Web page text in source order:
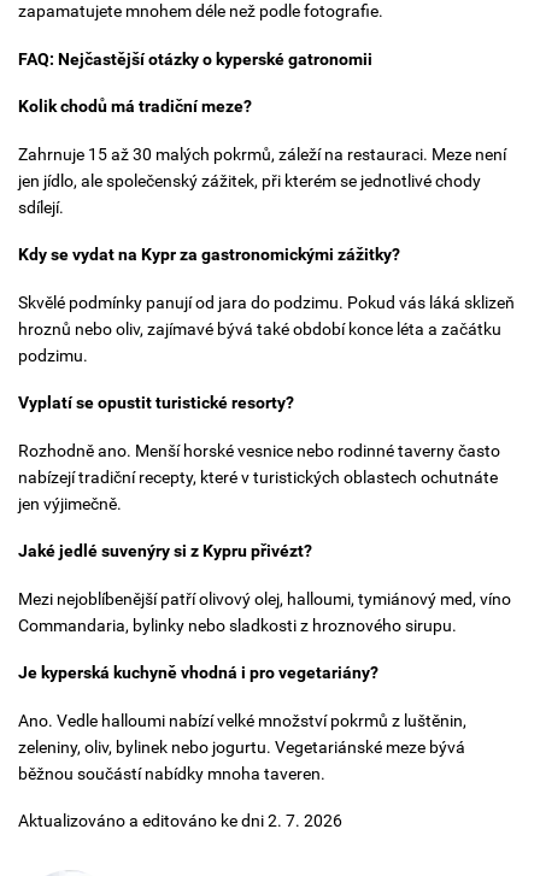
zapamatujete mnohem déle než podle fotografie.
FAQ: Nejčastější otázky o kyperské gatronomii
Kolik chodů má tradiční meze?
Zahrnuje 15 až 30 malých pokrmů, záleží na restauraci. Meze není
jen jídlo, ale společenský zážitek, při kterém se jednotlivé chody
sdílejí.
Kdy se vydat na Kypr za gastronomickými zážitky?
Skvělé podmínky panují od jara do podzimu. Pokud vás láká sklizeň
hroznů nebo oliv, zajímavé bývá také období konce léta a začátku
podzimu.
Vyplatí se opustit turistické resorty?
Rozhodně ano. Menší horské vesnice nebo rodinné taverny často
nabízejí tradiční recepty, které v turistických oblastech ochutnáte
jen výjimečně.
Jaké jedlé suvenýry si z Kypru přivézt?
Mezi nejoblíbenější patří olivový olej, halloumi, tymiánový med, víno
Commandaria, bylinky nebo sladkosti z hroznového sirupu.
Je kyperská kuchyně vhodná i pro vegetariány?
Ano. Vedle halloumi nabízí velké množství pokrmů z luštěnin,
zeleniny, oliv, bylinek nebo jogurtu. Vegetariánské meze bývá
běžnou součástí nabídky mnoha taveren.
Aktualizováno a editováno ke dni 2. 7. 2026